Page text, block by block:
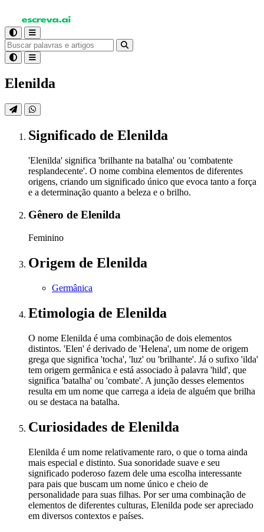
Elenilda
Significado de Elenilda
'Elenilda' significa 'brilhante na batalha' ou 'combatente
resplandecente'. O nome combina elementos de diferentes
origens, criando um significado único que evoca tanto a força
e a determinação quanto a beleza e o brilho.
Gênero de Elenilda
Feminino
Origem de Elenilda
Germânica
Etimologia de Elenilda
O nome Elenilda é uma combinação de dois elementos
distintos. 'Elen' é derivado de 'Helena', um nome de origem
grega que significa 'tocha', 'luz' ou 'brilhante'. Já o sufixo 'ilda'
tem origem germânica e está associado à palavra 'hild', que
significa 'batalha' ou 'combate'. A junção desses elementos
resulta em um nome que carrega a ideia de alguém que brilha
ou se destaca na batalha.
Curiosidades de Elenilda
Elenilda é um nome relativamente raro, o que o torna ainda
mais especial e distinto. Sua sonoridade suave e seu
significado poderoso fazem dele uma escolha interessante
para pais que buscam um nome único e cheio de
personalidade para suas filhas. Por ser uma combinação de
elementos de diferentes culturas, Elenilda pode ser apreciado
em diversos contextos e países.